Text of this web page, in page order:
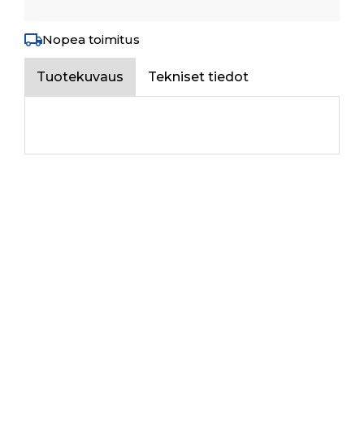
Nopea toimitus
Tuotekuvaus Tekniset tiedot